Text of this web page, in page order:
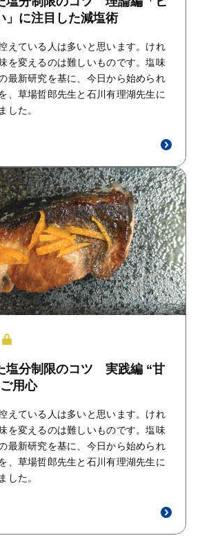
」に注目した減塩術
えている人は多いと思います。けれ
を変えるのは難しいものです。塩味
最新研究を基に、今日から始められ
、草場哲郎先生と石川有理湖先生に
した。
塩分制限のコツ 実践編 “甘
用心
えている人は多いと思います。けれ
を変えるのは難しいものです。塩味
最新研究を基に、今日から始められ
、草場哲郎先生と石川有理湖先生に
した。